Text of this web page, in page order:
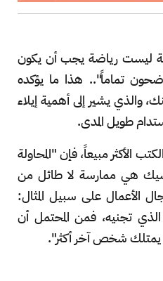
ليست رياضة يجب أن يكون
تماماً".. هذا ما يؤكده
والذي يشير إلى أهمية إيلاء
طويل المدى.
الأكثر مبيعاً، فإن "المحاولة
هي ممارسة لا طائل من
الأعمال على سبيل المثال:
تجنيه، فمن المحتمل أن
شخص آخر أكثر".